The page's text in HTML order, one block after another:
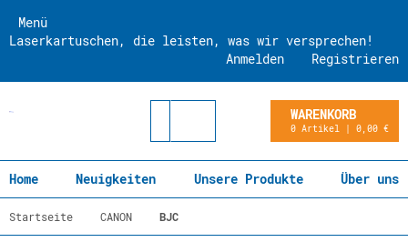
Menü
Laserkartuschen, die leisten, was wir versprechen!
Registrieren
Anmelden
WARENKORB
0 Artikel | 0,00 €
Home Neuigkeiten Unsere Produkte Über uns
Startseite CANON BJC